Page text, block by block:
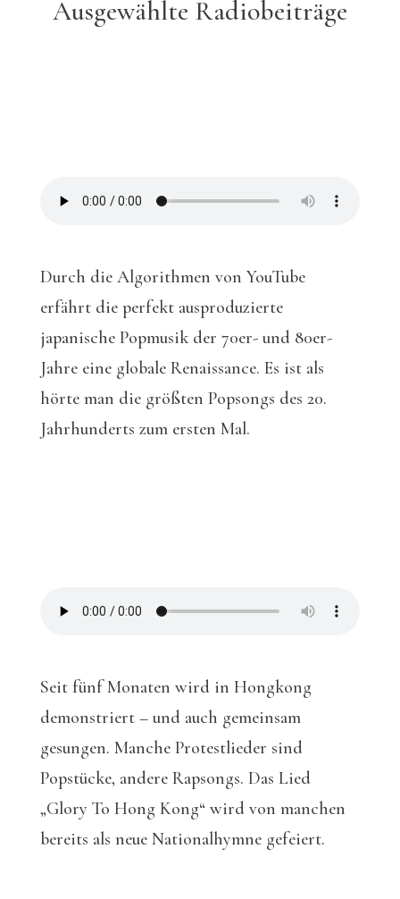
Ausgewählte Radiobeiträge
Durch die Algorithmen von YouTube
erfährt die perfekt ausproduzierte
japanische Popmusik der 70er- und 80er-
Jahre eine globale Renaissance. Es ist als
hörte man die größten Popsongs des 20.
Jahrhunderts zum ersten Mal.
Seit fünf Monaten wird in Hongkong
demonstriert – und auch gemeinsam
gesungen. Manche Protestlieder sind
Popstücke, andere Rapsongs. Das Lied
„Glory To Hong Kong“ wird von manchen
bereits als neue Nationalhymne gefeiert.